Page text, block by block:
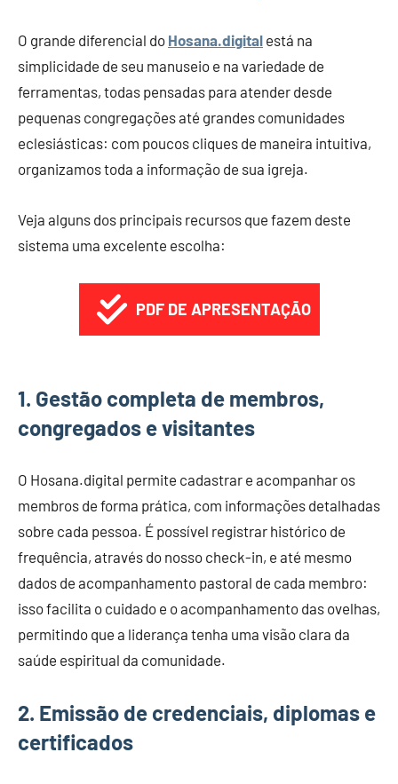
O grande diferencial do Hosana.digital está na
simplicidade de seu manuseio e na variedade de
ferramentas, todas pensadas para atender desde
pequenas congregações até grandes comunidades
eclesiásticas: com poucos cliques de maneira intuitiva,
organizamos toda a informação de sua igreja.
Veja alguns dos principais recursos que fazem deste
sistema uma excelente escolha:
PDF DE APRESENTAÇÃO
1. Gestão completa de membros,
congregados e visitantes
O Hosana.digital permite cadastrar e acompanhar os
membros de forma prática, com informações detalhadas
sobre cada pessoa. É possível registrar histórico de
frequência, através do nosso check-in, e até mesmo
dados de acompanhamento pastoral de cada membro:
isso facilita o cuidado e o acompanhamento das ovelhas,
permitindo que a liderança tenha uma visão clara da
saúde espiritual da comunidade.
2. Emissão de credenciais, diplomas e
certificados